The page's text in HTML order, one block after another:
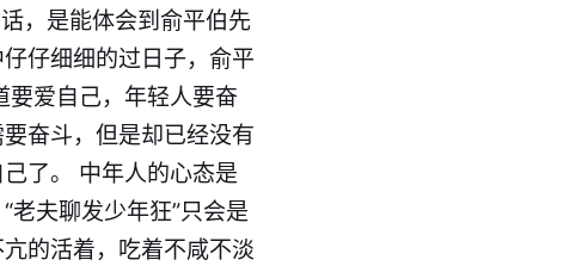
，是能体会到俞平伯先
仔细细的过日子，俞平
要爱自己，年轻人要奋
奋斗，但是却已经没有
了。 中年人的心态是
老夫聊发少年狂”只会是
的活着，吃着不咸不淡